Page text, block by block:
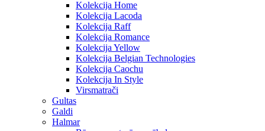
Kolekcija Home
Kolekcija Lacoda
Kolekcija Raff
Kolekcija Romance
Kolekcija Yellow
Kolekcija Belgian Technologies
Kolekcija Caochu
Kolekcija In Style
Virsmatrači
Gultas
Galdi
Halmar